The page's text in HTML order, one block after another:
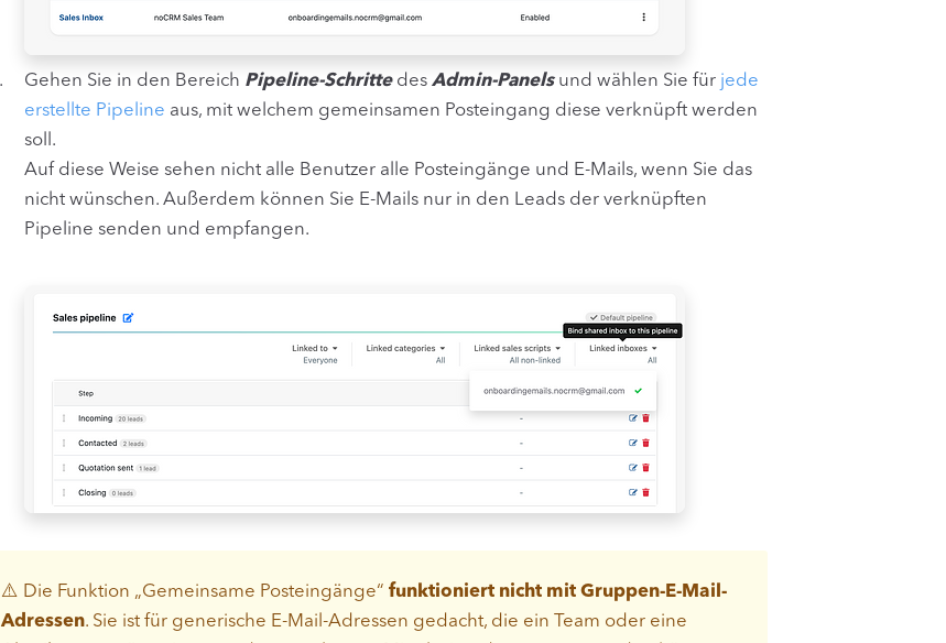
Gehen Sie in den Bereich Pipeline-Schrittedes Admin-Panelsund wählen Sie für jede
erstellte Pipeline aus, mit welchem gemeinsamen Posteingang diese verknüpft werden
soll.
Auf diese Weise sehen nicht alle Benutzer alle Posteingänge und E-Mails, wenn Sie das
nicht wünschen. Außerdem können Sie E-Mails nur in den Leads der verknüpften
Pipeline senden und empfangen.
⚠️ Die Funktion „Gemeinsame Posteingänge“ funktioniert nicht mit Gruppen-E-Mail-
Adressen. Sie ist für generische E-Mail-Adressen gedacht, die ein Team oder eine